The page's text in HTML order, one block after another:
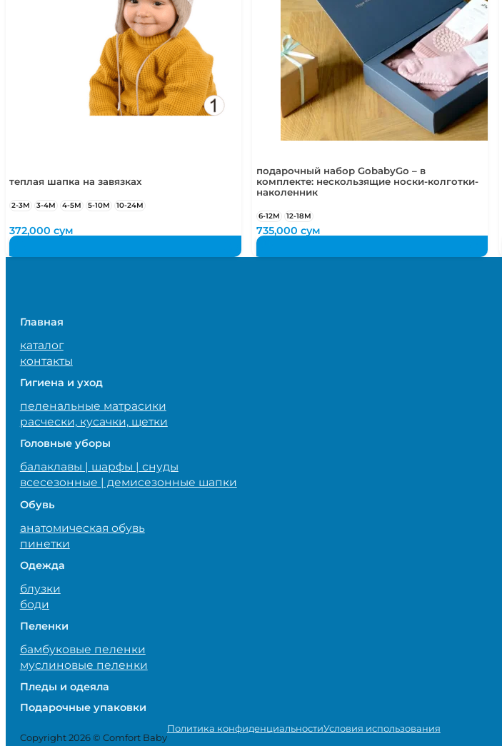
теплая шапка на завязках
2-3М 3-4М 4-5М 5-10М 10-24М
372,000сум
подарочный набор GobabyGo – в
комплекте: нескользящие носки-колготки-
наколенник
6-12М 12-18М
735,000 сум
Главная
каталог
контакты
Гигиена и уход
пеленальные матрасики
расчески, кусачки, щетки
Головные уборы
балаклавы | шарфы | снуды
всесезонные | демисезонные шапки
Обувь
анатомическая обувь
пинетки
Одежда
блузки
боди
Пеленки
бамбуковые пеленки
муслиновые пеленки
Пледы и одеяла
Подарочные упаковки
Copyright 2026 © Comfort Baby
Политика конфиденциальностиУсловия использования